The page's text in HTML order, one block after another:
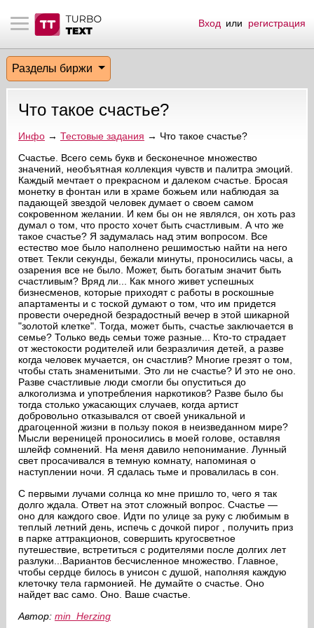
материалы
биржи
эфир
на сайте
пользователей
сообщения
по форуму
Вход или регистрация
Разделы биржи
Что такое счастье?
Инфо→ Тестовые задания → Что такое счастье?
Счастье. Всего семь букв и бесконечное множество
значений, необъятная коллекция чувств и палитра эмоций.
Каждый мечтает о прекрасном и далеком счастье. Бросая
монетку в фонтан или в храме божьем или наблюдая за
падающей звездой человек думает о своем самом
сокровенном желании. И кем бы он не являлся, он хоть раз
думал о том, что просто хочет быть счастливым. А что же
такое счастье? Я задумалась над этим вопросом. Все
естество мое было наполнено решимостью найти на него
ответ. Текли секунды, бежали минуты, проносились часы, а
озарения все не было. Может, быть богатым значит быть
счастливым? Вряд ли... Как много живет успешных
бизнесменов, которые приходят с работы в роскошные
апартаменты и с тоской думают о том, что им придется
провести очередной безрадостный вечер в этой шикарной
"золотой клетке". Тогда, может быть, счастье заключается в
семье? Только ведь семьи тоже разные... Кто-то страдает
от жестокости родителей или безразличия детей, а разве
когда человек мучается, он счастлив? Многие грезят о том,
чтобы стать знаменитыми. Это ли не счастье? И это не оно.
Разве счастливые люди смогли бы опуститься до
алкоголизма и употребления наркотиков? Разве было бы
тогда столько ужасающих случаев, когда артист
добровольно отказывался от своей уникальной и
драгоценной жизни в пользу покоя в неизведанном мире?
Мысли вереницей проносились в моей голове, оставляя
шлейф сомнений. На меня давило непонимание. Лунный
свет просачивался в темную комнату, напоминая о
наступлении ночи. Я сдалась тьме и провалилась в сон.
С первыми лучами солнца ко мне пришло то, чего я так
долго ждала. Ответ на этот сложный вопрос. Счастье ―
оно для каждого свое. Идти по улице за руку с любимым в
теплый летний день, испечь с дочкой пирог , получить приз
в парке аттракционов, совершить кругосветное
путешествие, встретиться с родителями после долгих лет
разлуки...Вариантов бесчисленное множество. Главное,
чтобы сердце билось в унисон с душой, наполняя каждую
клеточку тела гармонией. Не думайте о счастье. Оно
найдет вас само. Оно. Ваше счастье.
Автор: min_Herzing